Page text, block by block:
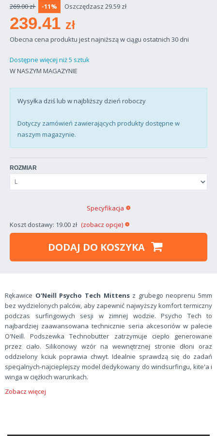
269.00 zł -11% Oszczędzasz 29.59 zł
239.41 zł
Obecna cena produktu jest najniższą w ciągu ostatnich 30 dni
Dostępne więcej niż 5 sztuk
W NASZYM MAGAZYNIE
Wysyłka dziś lub w najbliższy dzień roboczy
Dotyczy zamówień zawierających produkty dostępne w
naszym magazynie.
ROZMIAR
Koszt dostawy: 19.00 zł (zobacz opcje)
Specyfikacja
DODAJ DO KOSZYKA
Rękawice O'Neill Psycho Tech Mittensz grubego neoprenu 5mm
bez wydzielonych palców, aby zapewnić najwyższy komfort termiczny
podczas surfingowych sesji w zimnej wodzie. Psycho Tech to
najbardziej zaawansowana technicznie seria akcesoriów w palecie
O'Neill. Podszewka Technobutter zatrzymuje ciepło generowane
przez ciało. Silikonowy wzór na wewnętrznej stronie dłoni oraz
oddzielony kciuk poprawia chwyt. Idealnie sprawdzą się do zadań
specjalnych-najcieplejszy model dedykowany do windsurfingu, kite'a i
winga w ciężkich warunkach.
Zobacz więcej